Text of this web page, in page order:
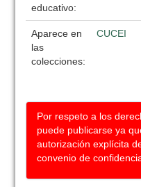
educativo:
Aparece en
las
colecciones:
CUCEI
Por respeto a los
puede publicarse ya
autorización explícita
convenio de